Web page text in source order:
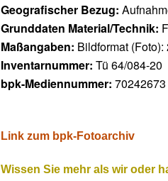
Geografischer Bezug:
Grunddaten Material/Technik:
Maßangaben: Bildformat
Inventarnummer:Tü 64/084-20
bpk-Mediennummer:70242673
Link zum bpk-Fotoarchiv
Wissen Sie mehr als wir oder